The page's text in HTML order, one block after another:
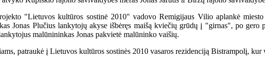
"Lietuvos kultūros sostinė 2010" vadovo Remigijaus Vilio aplankė
Jonas Plučius lankytojų akyse išbėręs maišą kviečių grūdų į "girnas", po gero
malūnininkas Jonas pakvietė malūninko vaišių.
patraukė į Lietuvos kultūros sostinės 2010 vasaros rezidenciją Bistrampolį, kur